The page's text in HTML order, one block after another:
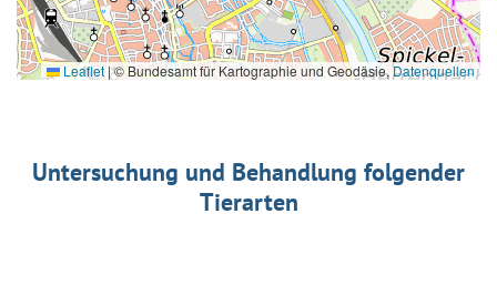
Leaflet |© Bundesamt für Kartographie und Geodäsie,Datenquellen
Untersuchung und Behandlung folgender
Tierarten